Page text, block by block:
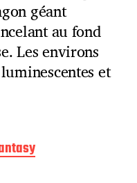
géant
au fond
Les environs
et